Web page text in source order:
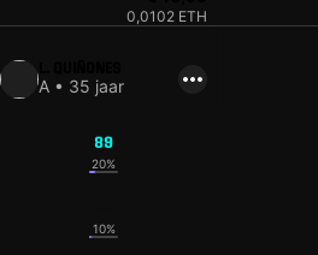
0,0102 ETH
A • 35 jaar
89
20%
10%